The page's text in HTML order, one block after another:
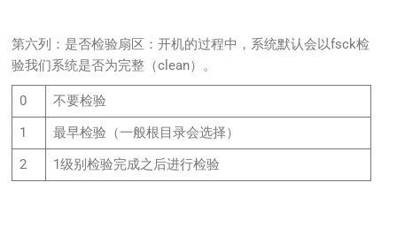
第六列：是否检验扇区：开机的过程中，系统默认会以fsck检
验我们系统是否为完整（clean）。
0
不要检验
1
最早检验（一般根目录会选择）
2
1级别检验完成之后进行检验